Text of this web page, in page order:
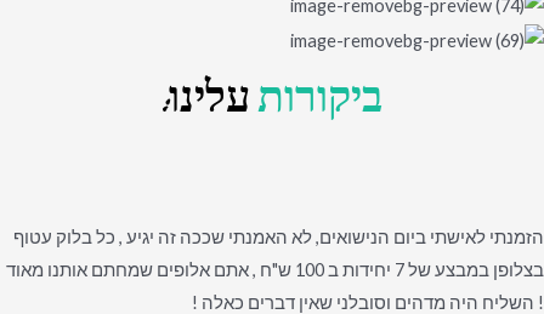
ביקורותעלינו:
הזמנתי לאישתי ביום הנישואים, לא האמנתי שככה זה יגיע , כל בלוק עטוף
בצלופן במבצע של 7 יחידות ב 100 ש"ח , אתם אלופים שמחתם אותנו מאוד
! השליח היה מדהים וסובלני שאין דברים כאלה !